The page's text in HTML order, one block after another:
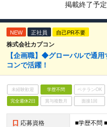
掲載終了予定
NEW 正社員 自己PR不要
株式会社カプコン
【企画職】◆グローバルで通
コンで活躍！
未経験歓迎 学歴不問 ベテランOK
完全週休2日 賞与複数月 面接1回
応募資格